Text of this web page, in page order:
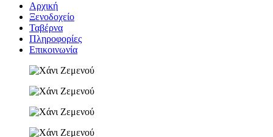
Αρχική
Ξενοδοχείο
Ταβέρνα
Πληροφορίες
Επικοινωνία